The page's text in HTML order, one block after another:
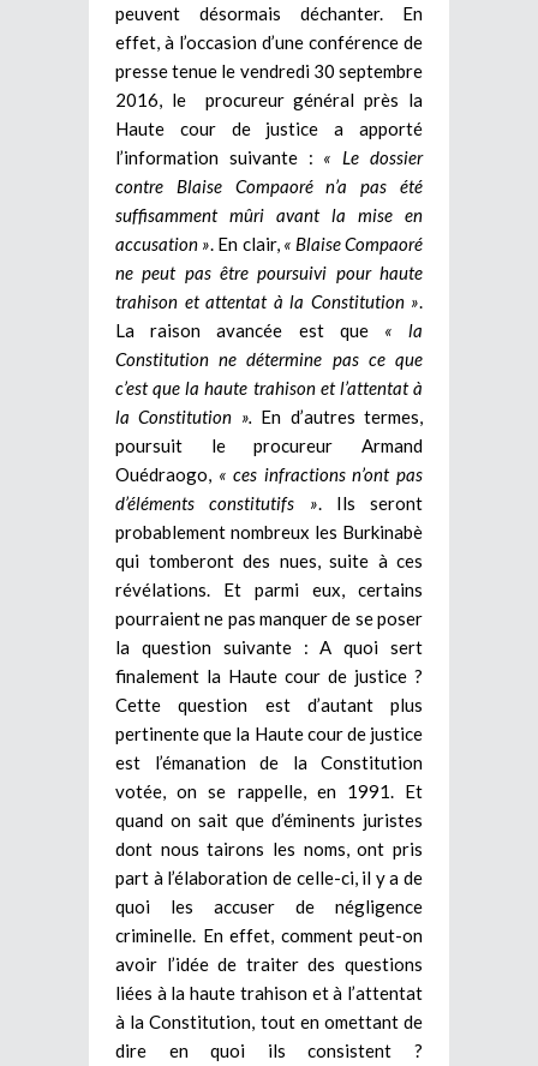
peuvent désormais déchanter. En
effet, à l’occasion d’une conférence de
presse tenue le vendredi 30 septembre
2016, le procureur général près la
Haute cour de justice a apporté
l’information suivante : « Le dossier
contre Blaise Compaoré n’a pas été
suffisamment mûri avant la mise en
accusation » . En clair, « Blaise Compaoré
ne peut pas être poursuivi pour haute
trahison et attentat à la Constitution »
La raison avancée est que « la
Constitution ne détermine pas ce que
c’est que la haute trahison et l’attentat à
la Constitution ». En d’autres termes,
poursuit le procureur Armand
Ouédraogo,
« ces infractions n’ont pas
d’éléments constitutifs » . Ils seront
probablement nombreux les Burkinabè
qui tomberont des nues, suite à ces
révélations. Et parmi eux, certains
pourraient ne pas manquer de se poser
la question suivante : A quoi sert
finalement la Haute cour de justice ?
Cette question est d’autant plus
pertinente que la Haute cour de justice
est l’émanation de la Constitution
votée, on se rappelle, en 1991. Et
quand on sait que d’éminents juristes
dont nous tairons les noms, ont pris
part à l’élaboration de celle-ci, il y a de
quoi les accuser de négligence
criminelle. En effet, comment peut-on
avoir l’idée de traiter des questions
liées à la haute trahison et à l’attentat
à la Constitution, tout en omettant de
dire en quoi ils consistent ?